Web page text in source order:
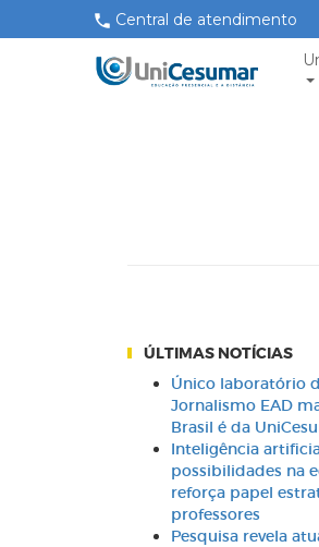
Central de atendimento
ÚLTIMAS NOTÍCIAS
Único laboratório
Jornalismo EAD
Brasil é da
Inteligência
possibilidades na
reforça papel
professores
Pesquisa revela